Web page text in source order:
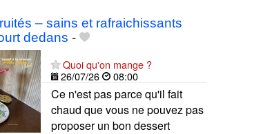
– sains et rafraichissants
dedans -
Quoi qu'on mange ?
26/07/26
08:00
Ce n'est pas parce qu'il fait
chaud que vous ne pouvez pas
proposer un bon dessert